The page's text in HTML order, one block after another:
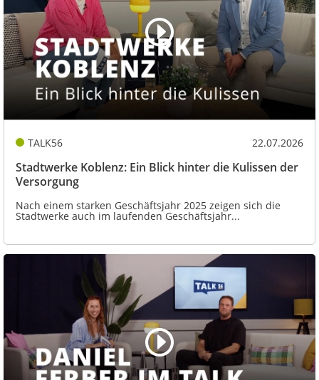
TALK56 22.07.2026
Stadtwerke Koblenz: Ein Blick hinter die Kulissen der
Versorgung
Nach einem starken Geschäftsjahr 2025 zeigen sich die
Stadtwerke auch im laufenden Geschäftsjahr...